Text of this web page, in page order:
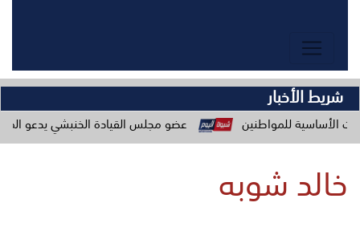
شريط الأخبار
عضو مجلس القيادة الخنبشي يدعو المكونات
خالد شوبه